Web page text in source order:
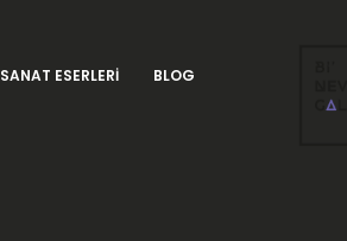
SANAT ESERLERI BLOG